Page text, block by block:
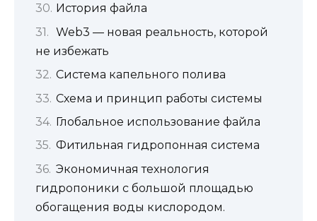
История файла
Web3 — новая реальность, которой
не избежать
Система капельного полива
Схема и принцип работы системы
Глобальное использование файла
Фитильная гидропонная система
Экономичная технология
гидропоники с большой площадью
обогащения воды кислородом.